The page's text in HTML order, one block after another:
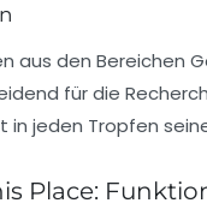
aus den Bereichen
für die
jeden Tropfen
Place: